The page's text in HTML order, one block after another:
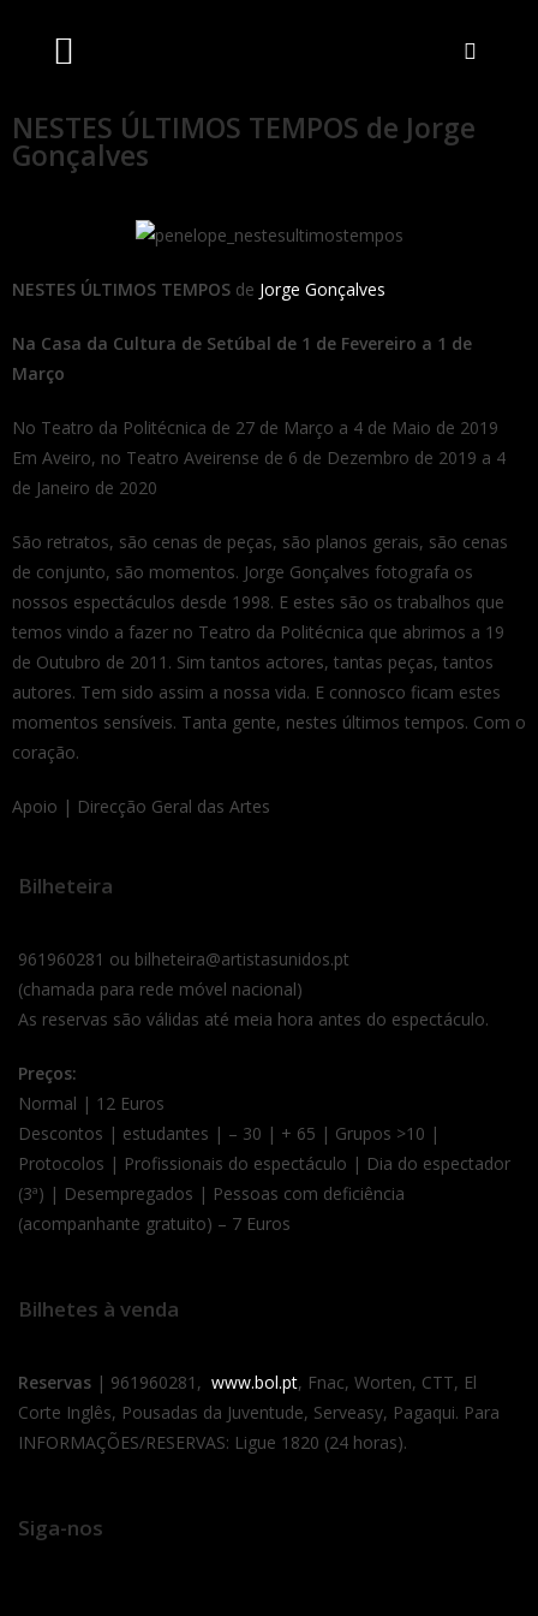
NESTES ÚLTIMOS TEMPOS de Jorge
Gonçalves
NESTES ÚLTIMOS TEMPOS de Jorge Gonçalves
Na Casa da Cultura de Setúbal de 1 de Fevereiro a 1 de
Março
No Teatro da Politécnica de 27 de Março a 4 de Maio de 2019
Em Aveiro, no Teatro Aveirense de 6 de Dezembro de 2019 a 4
de Janeiro de 2020
São retratos, são cenas de peças, são planos gerais, são cenas
de conjunto, são momentos. Jorge Gonçalves fotografa os
nossos espectáculos desde 1998. E estes são os trabalhos que
temos vindo a fazer no Teatro da Politécnica que abrimos a 19
de Outubro de 2011. Sim tantos actores, tantas peças, tantos
autores. Tem sido assim a nossa vida. E connosco ficam estes
momentos sensíveis. Tanta gente, nestes últimos tempos. Com o
coração.
Apoio | Direcção Geral das Artes
Bilheteira
961960281 ou bilheteira@artistasunidos.pt
(chamada para rede móvel nacional)
As reservas são válidas até meia hora antes do espectáculo.
Preços:
Normal | 12 Euros
Descontos | estudantes | – 30 | + 65 | Grupos >10 |
Protocolos | Profissionais do espectáculo | Dia do espectador
(3ª) | Desempregados | Pessoas com deficiência
(acompanhante gratuito) – 7 Euros
Bilhetes à venda
Reservas | 961960281, www.bol.pt, Fnac, Worten, CTT, El
Corte Inglês, Pousadas da Juventude, Serveasy, Pagaqui. Para
INFORMAÇÕES/RESERVAS: Ligue 1820 (24 horas).
Siga-nos